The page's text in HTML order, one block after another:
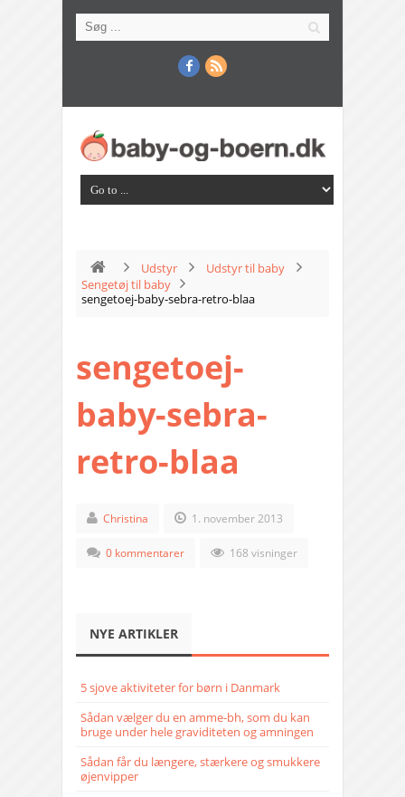
Udstyr
Udstyr til baby
Sengetøj til baby
sengetoej-baby-sebra-retro-blaa
sengetoej-
baby-sebra-
retro-blaa
Christina 1. november 2013
0 kommentarer 168 visninger
NYE ARTIKLER
5 sjove aktiviteter for børn i Danmark
Sådan vælger du en amme-bh, som du kan
bruge under hele graviditeten og amningen
Sådan får du længere, stærkere og smukkere
øjenvipper